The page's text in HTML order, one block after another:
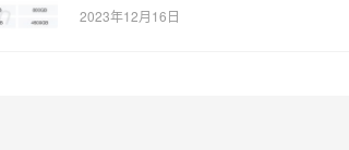
2023年12月16日